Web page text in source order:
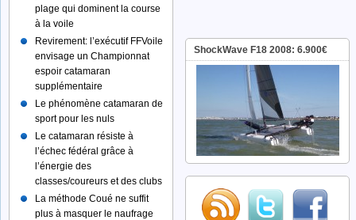
plage qui dominent la course
à la voile
Revirement: l’exécutif FFVoile
envisage un Championnat
espoir catamaran
supplémentaire
Le phénomène catamaran de
sport pour les nuls
Le catamaran résiste à
l’échec fédéral grâce à
l’énergie des
classes/coureurs et des clubs
La méthode Coué ne suffit
plus à masquer le naufrage
ShockWave F18 2008: 6.900€